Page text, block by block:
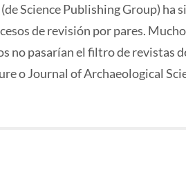
Science Publishing Group) ha
de revisión por pares.
no pasarían el filtro de revistas
o Journal of Archaeological